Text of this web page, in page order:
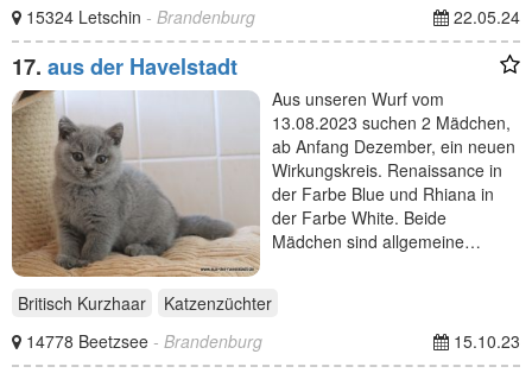
15324 Letschin - Brandenburg 22.05.24
17. aus der Havelstadt
Aus unseren Wurf vom
13.08.2023 suchen 2 Mädchen,
ab Anfang Dezember, ein neuen
Wirkungskreis. Renaissance in
der Farbe Blue und Rhiana in
der Farbe White. Beide
Mädchen sind allgemeine…
Britisch Kurzhaar
Katzenzüchter
14778 Beetzsee - Brandenburg 15.10.23